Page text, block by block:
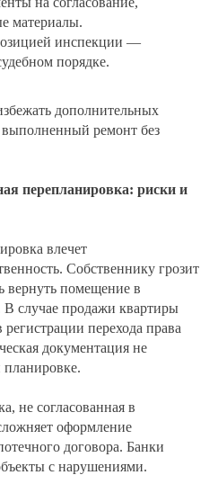
материалы.
инспекции —
порядке.
дополнительных
выполненный ремонт без
перепланировка: риски и
влечет
Собственнику грозит
вернуть помещение в
В случае продажи квартиры
регистрации перехода права
документация не
планировке.
не согласованная в
оформление
договора. Банки
с нарушениями.